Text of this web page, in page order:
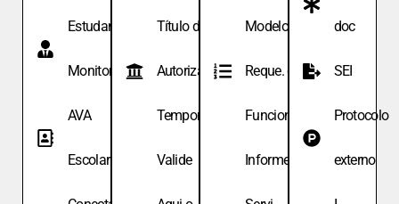
Estudante
Monitor
AVA
Escolar
Título de
Autoriza.
Temporária
Valide
Modelo de
Reque. de
Funcionário
Informe
doc
SEI
Protocolo
externo